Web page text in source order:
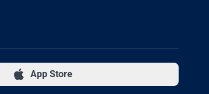
App Store